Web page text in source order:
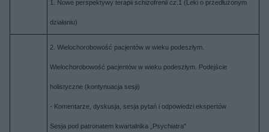
1. Nowe perspektywy terapii schizofrenii cz.1 (Leki o przedłużonym
działaniu)
2. Wielochorobowość pacjentów w wieku podeszłym.
Wielochorobowość pacjentów w wieku podeszłym. Podejście
holistyczne (kontynuacja sesji)
- Komentarze, dyskusja, sesja pytań i odpowiedzi ekspertów
Sesja pod patronatem kwartalnika „Psychiatra"